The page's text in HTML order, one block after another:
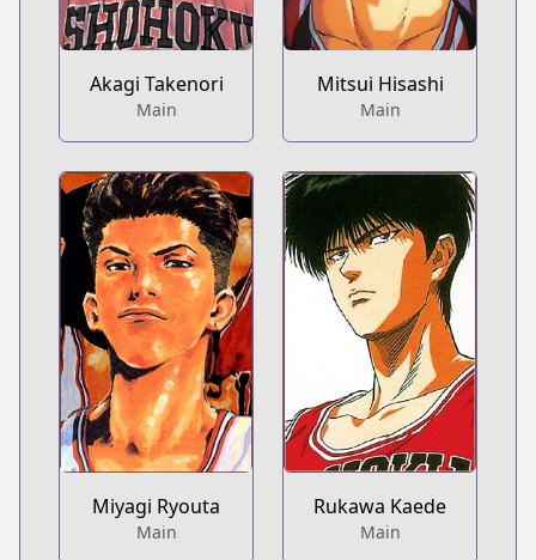
Akagi Takenori
Main
Mitsui Hisashi
Main
Miyagi Ryouta
Main
Rukawa Kaede
Main